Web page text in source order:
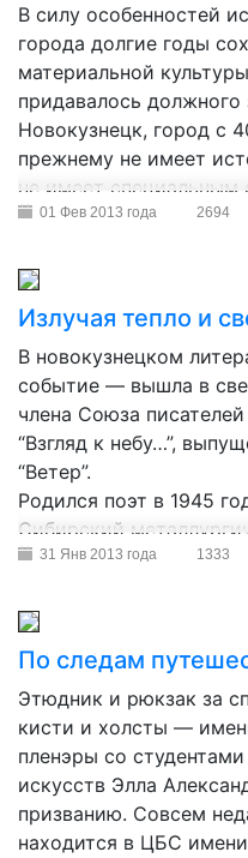
В силу особенностей
города долгие годы
материальной
придавалось должного
Новокузнецк, город с
прежнему не имеет
не имеет специальным
охраняемых законом
архитектурные
01 Фев 2013 года 2694
Излучая тепло и
В новокузнецком
событие — вышла в
члена Союза
“Взгляд к небу…”,
“Ветер”.
Родился поэт в 1945
Сибирский
плавильщиком листов
старшим научным
проектных и научно-
ИВЦ, начальником
Сибирском
31 Янв 2013 года 1333
По следам
Этюдник и рюкзак за
кисти и холсты —
пленэры со
искусств Элла
призванию. Совсем
находится в ЦБС